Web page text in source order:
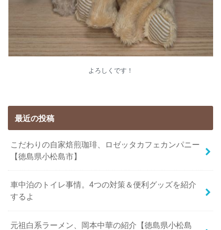
よろしくです！
最近の投稿
こだわりの自家焙煎珈琲、ロゼッタカフェカンパニー
【徳島県小松島市】
車中泊のトイレ事情。4つの対策＆便利グッズを紹介
するよ
元祖白系ラーメン、岡本中華の紹介【徳島県小松島